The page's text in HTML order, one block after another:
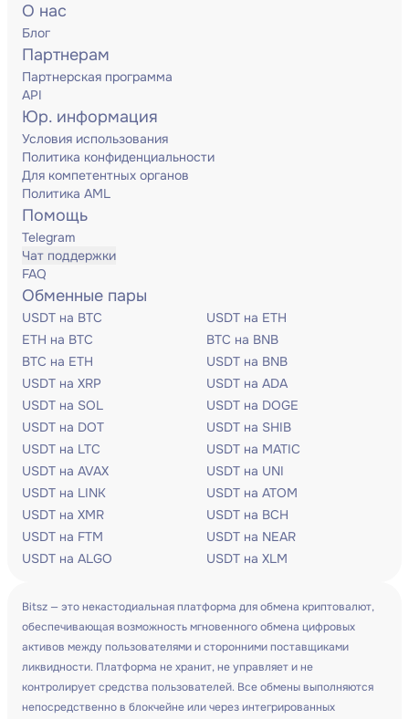
О нас
Блог
Партнерам
Партнерская программа
API
Юр. информация
Условия использования
Политика конфиденциальности
Для компетентных органов
Политика AML
Помощь
Telegram
Чат поддержки
FAQ
Обменные пары
USDT на BTC
USDT на ETH
ETH на BTC
BTC на BNB
BTC на ETH
USDT на BNB
USDT на XRP
USDT на ADA
USDT на SOL
USDT на DOGE
USDT на DOT
USDT на SHIB
USDT на LTC
USDT на MATIC
USDT на AVAX
USDT на UNI
USDT на LINK
USDT на ATOM
USDT на XMR
USDT на BCH
USDT на FTM
USDT на NEAR
USDT на ALGO
USDT на XLM
Bitsz — это некастодиальная платформа для обмена криптовалют,
обеспечивающая возможность мгновенного обмена цифровых
активов между пользователями и сторонними поставщиками
ликвидности. Платформа не хранит, не управляет и не
контролирует средства пользователей. Все обмены выполняются
непосредственно в блокчейне или через интегрированных